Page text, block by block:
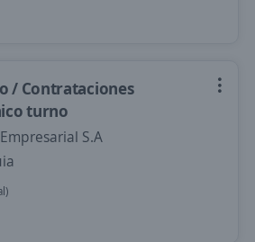
/ Contrataciones
turno
S.A